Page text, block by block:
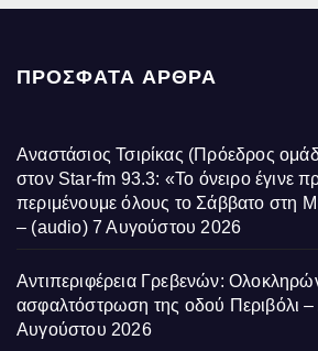
ΠΡΌΣΦΑΤΑ ΆΡΘΡΑ
Αναστάσιος Τσιρίκας (Πρόεδρος
στον Star-fm 93.3: «Το όνειρο έγινε
περιμένουμε όλους το Σάββατο στη
– (audio) 7 Αυγούστου 2026
Αντιπεριφέρεια Γρεβενών:
ασφαλτόστρωση της οδού Περιβόλι
Αυγούστου 2026